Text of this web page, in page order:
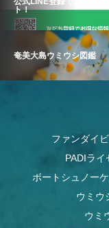
ト！
奄美大島ウミウシ図鑑
ファンダイ
PADIライ
ボートシュノー
ウミウ
ウミ